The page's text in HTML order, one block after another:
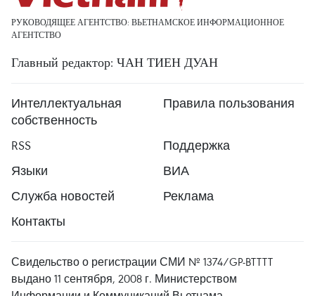
РУКОВОДЯЩЕЕ АГЕНТСТВО: ВЬЕТНАМСКОЕ ИНФОРМАЦИОННОЕ
АГЕНТСТВО
Главный редактор: ЧАН ТИЕН ДУАН
Интеллектуальная
собственность
Правила пользования
RSS
Поддержка
Языки
ВИА
Служба новостей
Реклама
Контакты
Свидельство о регистрации СМИ № 1374/GP-BTTTT
выдано 11 сентября, 2008 г. Министерством